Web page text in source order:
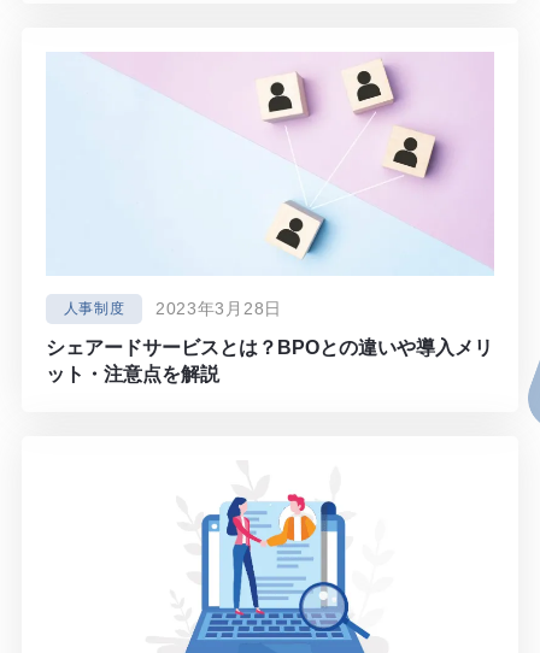
人事制度 2023年3月28日
シェアードサービスとは？BPOとの違いや導入メリ
ット・注意点を解説